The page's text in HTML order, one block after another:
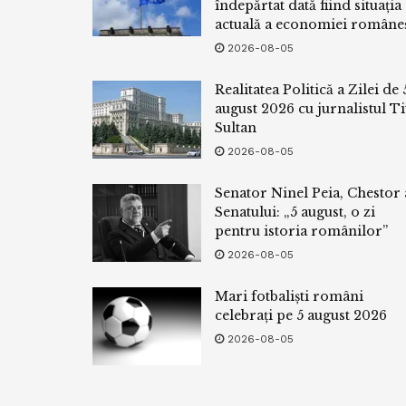
îndepărtat dată fiind situația
actuală a economiei
2026-08-05
Realitatea Politică a Zilei de
august 2026 cu jurnalistul
Sultan
2026-08-05
Senator Ninel Peia, Chestor
Senatului: „5 august, o zi
pentru istoria românilor”
2026-08-05
Mari fotbaliști români
celebrați pe 5 august 2026
2026-08-05